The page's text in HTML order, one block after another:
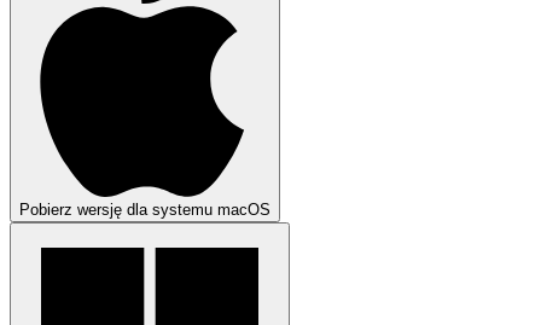
Pobierz wersję dla systemu macOS